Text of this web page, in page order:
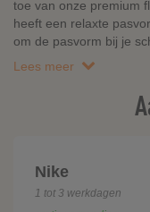
toe van onze premium
heeft een relaxte
om de pasvorm bij je
Lees meer
Nike
1 tot 3 werkdagen